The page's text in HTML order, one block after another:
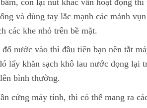
và dùng tay lắc mạnh các mảnh
các khe nhỏ trên bề mặt.
nước vào thì đầu tiên bạn nên tắt
lấy khăn sạch khô lau nước đọng lại
bình thường.
cứng máy tính, thì có thể mang ra